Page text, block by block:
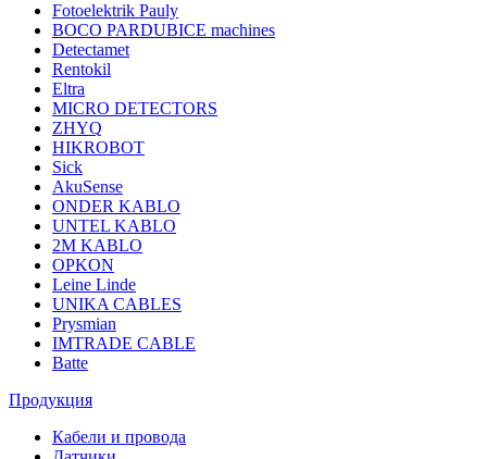
Fotoelektrik Pauly
BOCO PARDUBICE machines
Detectamet
Rentokil
Eltra
MICRO DETECTORS
ZHYQ
HIKROBOT
Sick
AkuSense
ONDER KABLO
UNTEL KABLO
2M KABLO
OPKON
Leine Linde
UNIKA CABLES
Prysmian
IMTRADE CABLE
Batte
Продукция
Кабели и провода